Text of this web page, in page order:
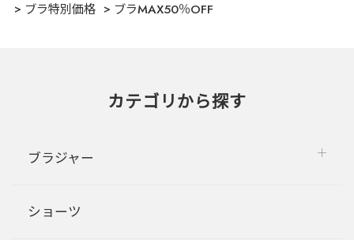
ブラ特別価格
ブラMAX50％OFF
カテゴリから探す
ブラジャー
ショーツ